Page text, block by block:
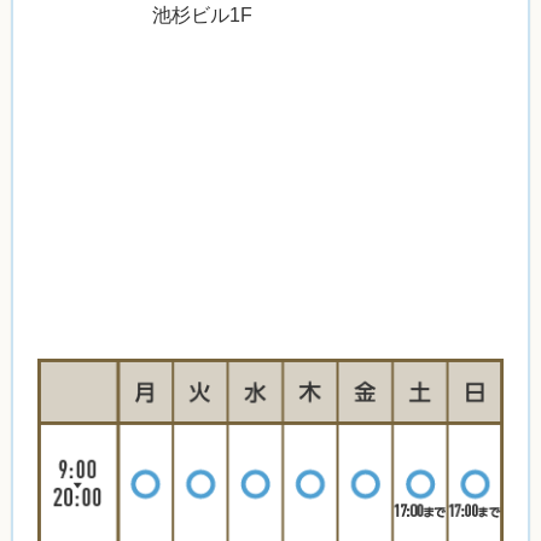
池杉ビル1F